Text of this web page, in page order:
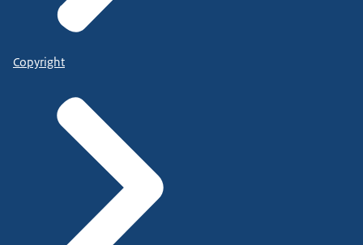
Copyright